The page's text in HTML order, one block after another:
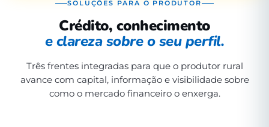
SOLUÇÕES PARA O PRODUTOR
Crédito, conhecimento
e clareza sobre o seu perfil.
Três frentes integradas para que o produtor rural
avance com capital, informação e visibilidade sobre
como o mercado financeiro o enxerga.